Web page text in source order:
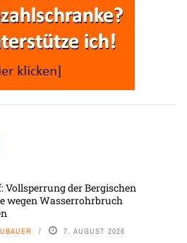
Vollsperrung der Bergischen
wegen Wasserrohrbruch
7. AUGUST 2026